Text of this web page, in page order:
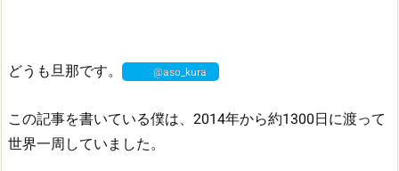
どうも旦那です。 @aso_kura
この記事を書いている僕は、2014年から約1300日に渡って
世界一周していました。